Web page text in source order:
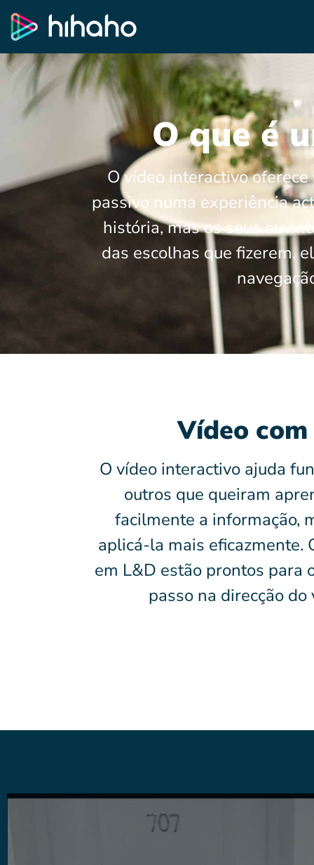
O que é
O vídeo interactivo
passivo numa experiência
história, mas os seus
das escolhas que fizerem,
Vídeo
O vídeo interactivo ajuda
outros que queiram
facilmente a informação,
aplicá-la mais eficazmente.
em L&D estão prontos para
passo na direcção